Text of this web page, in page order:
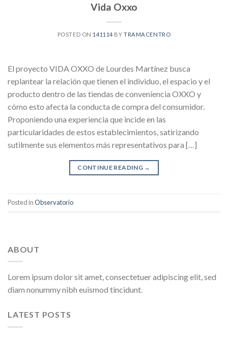
Vida Oxxo
POSTED ON 141114 BYTRAMACENTRO
El proyecto VIDA OXXO de Lourdes Martínez busca
replantear la relación que tienen el individuo, el espacio y el
producto dentro de las tiendas de conveniencia OXXO y
cómo esto afecta la conducta de compra del consumidor.
Proponiendo una experiencia que incide en las
particularidades de estos establecimientos, satirizando
sutilmente sus elementos más representativos para […]
CONTINUE READING →
Posted inObservatorio
ABOUT
Lorem ipsum dolor sit amet, consectetuer adipiscing elit, sed
diam nonummy nibh euismod tincidunt.
LATEST POSTS